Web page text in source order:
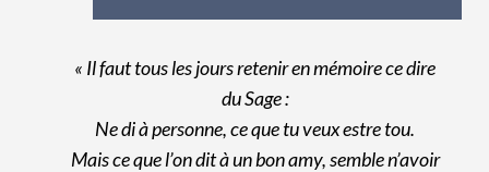
« Il faut tous les jours retenir en mémoire ce dire
du Sage :
Ne di à personne, ce que tu veux estre tou.
Mais ce que l’on dit à un bon amy, semble n’avoir